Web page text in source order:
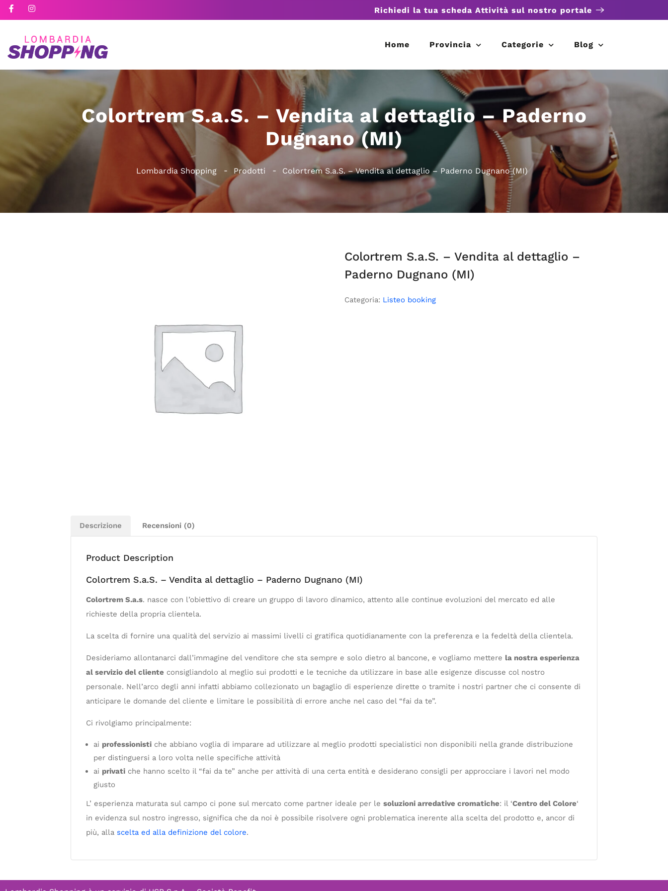
Richiedi la tua scheda Attività sul nostro portale
Home Provincia Categorie Blog
Colortrem S.a.S. – Vendita al dettaglio – Paderno
Dugnano (MI)
Lombardia Shopping Prodotti Colortrem S.a.S. – Vendita al dettaglio – Paderno Dugnano (MI)
Colortrem S.a.S. – Vendita al dettaglio –
Paderno Dugnano (MI)
Categoria: Listeo booking
Descrizione Recensioni (0)
Product Description
Colortrem S.a.S. – Vendita al dettaglio – Paderno Dugnano (MI)
Colortrem S.a.s. nasce con l’obiettivo di creare un gruppo di lavoro dinamico, attento alle continue evoluzioni del mercato ed alle
richieste della propria clientela.
La scelta di fornire una qualità del servizio ai massimi livelli ci gratifica quotidianamente con la preferenza e la fedeltà della clientela.
Desideriamo allontanarci dall’immagine del venditore che sta sempre e solo dietro al bancone, e vogliamo mettere la nostra esperienza
al servizio del cliente consigliandolo al meglio sui prodotti e le tecniche da utilizzare in base alle esigenze discusse col nostro
personale. Nell’arco degli anni infatti abbiamo collezionato un bagaglio di esperienze dirette o tramite i nostri partner che ci consente di
anticipare le domande del cliente e limitare le possibilità di errore anche nel caso del “fai da te”.
Ci rivolgiamo principalmente:
ai professionisti che abbiano voglia di imparare ad utilizzare al meglio prodotti specialistici non disponibili nella grande distribuzione
per distinguersi a loro volta nelle specifiche attività
ai privati che hanno scelto il “fai da te” anche per attività di una certa entità e desiderano consigli per approcciare i lavori nel modo
giusto
L’ esperienza maturata sul campo ci pone sul mercato come partner ideale per le soluzioni arredative cromatiche: il ‘Centro del Colore‘
in evidenza sul nostro ingresso, significa che da noi è possibile risolvere ogni problematica inerente alla scelta del prodotto e, ancor di
più, alla scelta ed alla definizione del colore.